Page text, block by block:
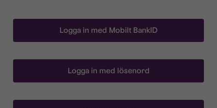
Logga in med Mobilt BankID
Logga in med lösenord